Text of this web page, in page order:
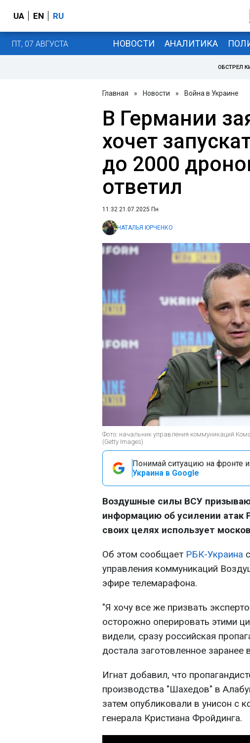
UA EN RU
ПТ, 07 АВГУСТА НОВОСТИ АНАЛИТИКА
ОБСТРЕЛ
Главная » Новости » Война в Украине
В Германии
хочет
до 2000
ответил
11:32 21.07.2025 Пн
НАТАЛЬЯ ЮРЧЕНКО
Фото: начальник управления коммуникаций
(Getty Images)
Понимай ситуацию на фронте
Украина в Google
Воздушные силы ВСУ
информацию об усилении атак
своих целях использует
Об этом сообщает РБК-Украина
управления коммуникаций
эфире телемарафона.
"Я хочу все же призвать
осторожно оперировать этими
видели, сразу российская
достала заготовленное заранее
Игнат добавил, что
производства "Шахедов" в
затем опубликовали в унисон с
генерала Кристиана Фройдинга.